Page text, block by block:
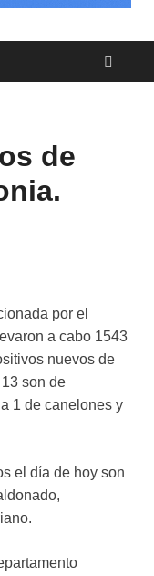
de
por el
a cabo 1543
nuevos de
son de
1 de canelones y
el día de hoy son